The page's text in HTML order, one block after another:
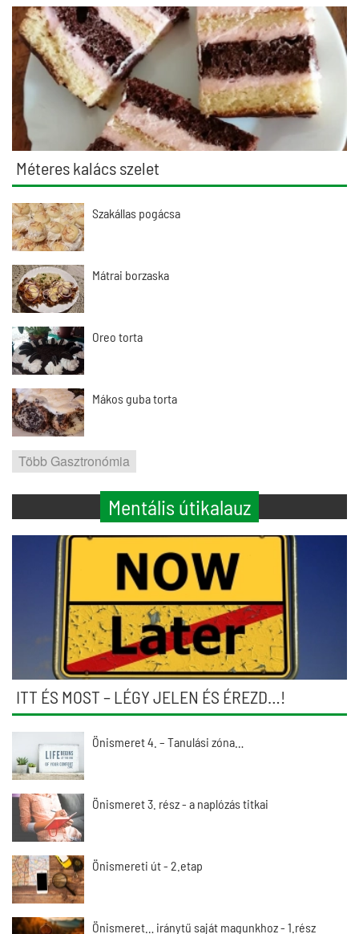
Méteres kalács szelet
Szakállas pogácsa
Mátrai borzaska
Oreo torta
Mákos guba torta
Több Gasztronómia
Mentális útikalauz
ITT ÉS MOST – LÉGY JELEN ÉS ÉREZD…!
Önismeret 4. – Tanulási zóna…
Önismeret 3. rész - a naplózás titkai
Önismereti út - 2.etap
Önismeret… iránytű saját magunkhoz - 1.rész